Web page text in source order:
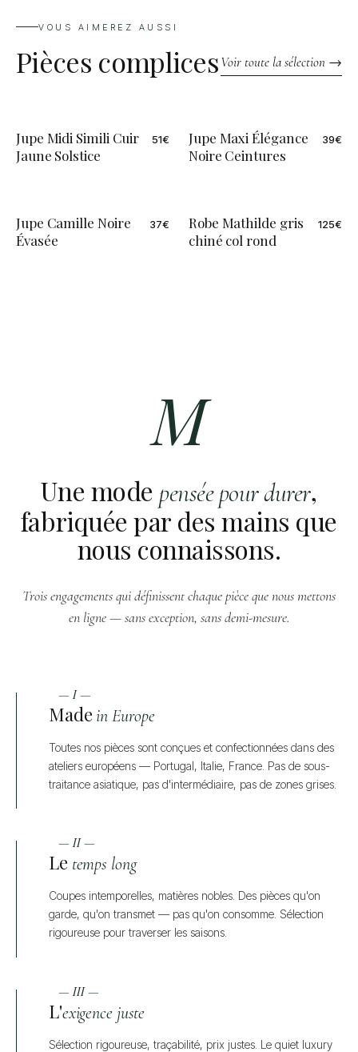
VOUS AIMEREZ AUSSI
Pièces complicesVoir toute la sélection →
Jupe Midi Simili Cuir
Jaune Solstice
51€ ÉDITION LIMITÉE
Jupe Maxi Élégance
Noire Ceintures
39€
ÉDITION LIMITÉE
Jupe Camille Noire
Évasée
37€
Robe Mathilde gris
chiné col rond
125€
M
Une mode pensée pour durer,
fabriquée par des mains que
nous connaissons.
Trois engagements qui définissent chaque pièce que nous mettons
en ligne — sans exception, sans demi-mesure.
— I —
Madein Europe
Toutes nos pièces sont conçues et confectionnées dans des
ateliers européens — Portugal, Italie, France. Pas de sous-
traitance asiatique, pas d'intermédiaire, pas de zones grises.
— II —
Le temps long
Coupes intemporelles, matières nobles. Des pièces qu'on
garde, qu'on transmet — pas qu'on consomme. Sélection
rigoureuse pour traverser les saisons.
— III —
L'exigence juste
Sélection rigoureuse, traçabilité, prix justes. Le quiet luxury